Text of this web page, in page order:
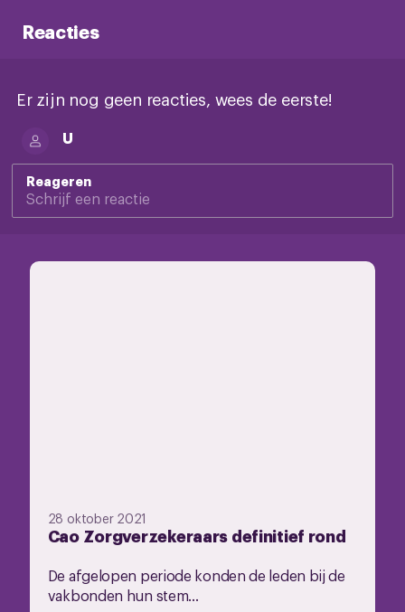
Reacties
Er zijn nog geen reacties, wees de eerste!
U
Reageren
28 oktober 2021
Cao Zorgverzekeraars definitief rond
De afgelopen periode konden de leden bij de
vakbonden hun stem...